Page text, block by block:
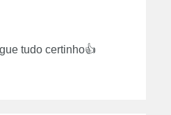
tudo certinho👍